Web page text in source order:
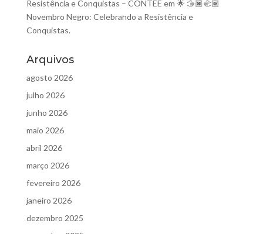
Resistência e Conquistas – CONTEE em 🌟 🫱🏿‍🫲🏾
Novembro Negro: Celebrando a Resistência e
Conquistas.
Arquivos
agosto 2026
julho 2026
junho 2026
maio 2026
abril 2026
março 2026
fevereiro 2026
janeiro 2026
dezembro 2025